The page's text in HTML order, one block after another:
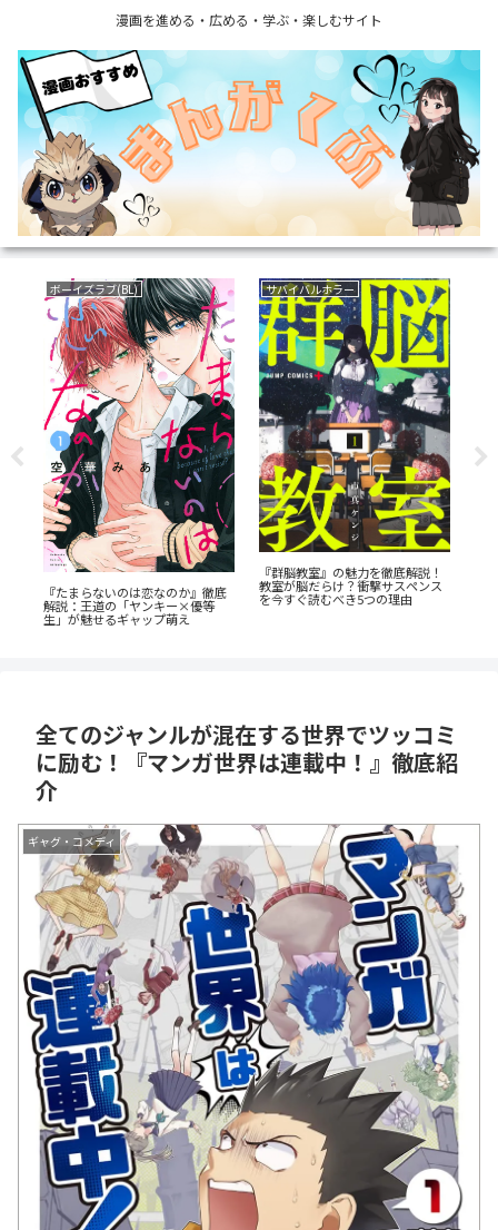
漫画を進める・広める・学ぶ・楽しむサイト
ミステリー
『幼児A』5歳の殺人犯、その瞳の
奥に潜む闇とは？ 衝撃作を徹底解
剖
復讐
《65歳の老人が超人に！？》『山
岳超人マツオカ』のあらすじ紹
介：戦慄と謎に満ちた山岳殺戮劇
全てのジャンルが混在する世界でツッコミ
に励む！『マンガ世界は連載中！』徹底紹
介
ギャグ・コメディ